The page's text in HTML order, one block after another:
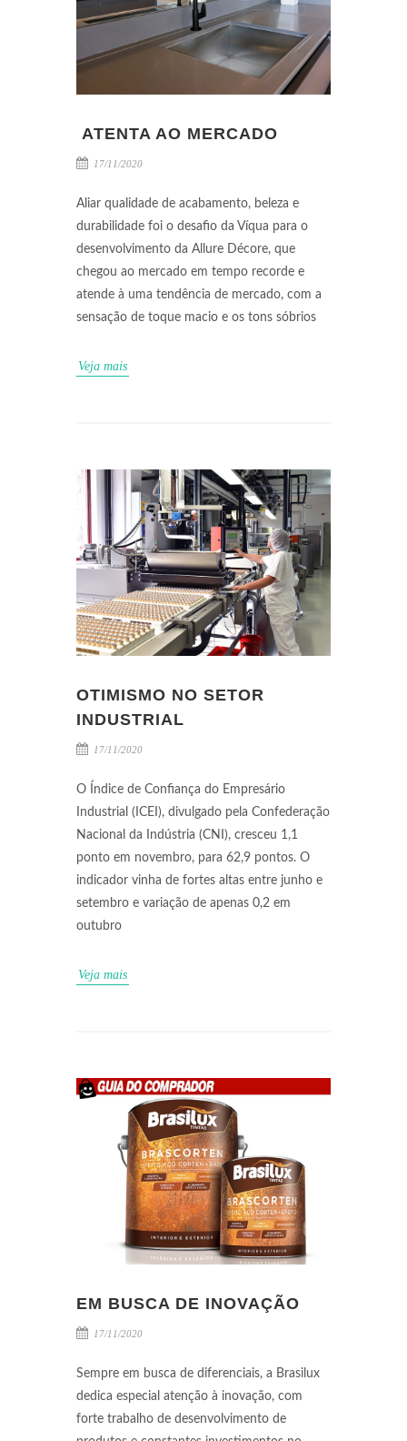
ATENTA AO MERCADO
17/11/2020
Aliar qualidade de acabamento, beleza e
durabilidade foi o desafio da Víqua para o
desenvolvimento da Allure Décore, que
chegou ao mercado em tempo recorde e
atende à uma tendência de mercado, com a
sensação de toque macio e os tons sóbrios
Veja mais
OTIMISMO NO SETOR
INDUSTRIAL
17/11/2020
O Índice de Confiança do Empresário
Industrial (ICEI), divulgado pela Confederação
Nacional da Indústria (CNI), cresceu 1,1
ponto em novembro, para 62,9 pontos. O
indicador vinha de fortes altas entre junho e
setembro e variação de apenas 0,2 em
outubro
Veja mais
EM BUSCA DE INOVAÇÃO
17/11/2020
Sempre em busca de diferenciais, a Brasilux
dedica especial atenção à inovação, com
forte trabalho de desenvolvimento de